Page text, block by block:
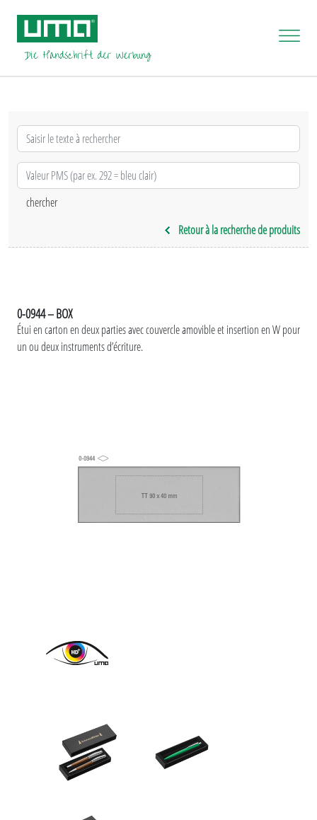
Retour à la recherche de produits
0-0944 – BOX
Étui en carton en deux parties avec couvercle amovible et insertion en W pour
un ou deux instruments d’écriture.